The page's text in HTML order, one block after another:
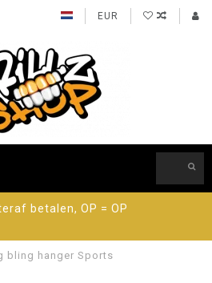
EUR
betalen, OP = OP
bling hanger Sports